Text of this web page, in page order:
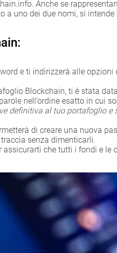
Anche se
uno dei due nomi, si
e ti indirizzerà alle opzioni
Blockchain, ti è stata
nell’ordine esatto in cui
definitiva al tuo portafoglio e
di creare una nuova
senza dimenticarli.
che tutti i fondi e le